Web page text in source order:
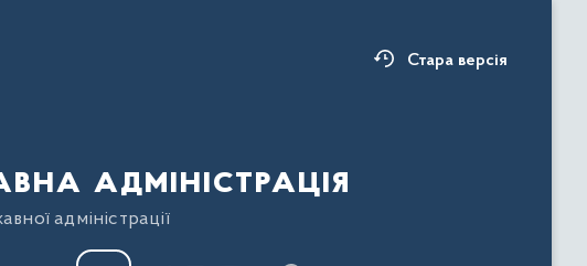
Стара версія
адміністрація
адміністрації